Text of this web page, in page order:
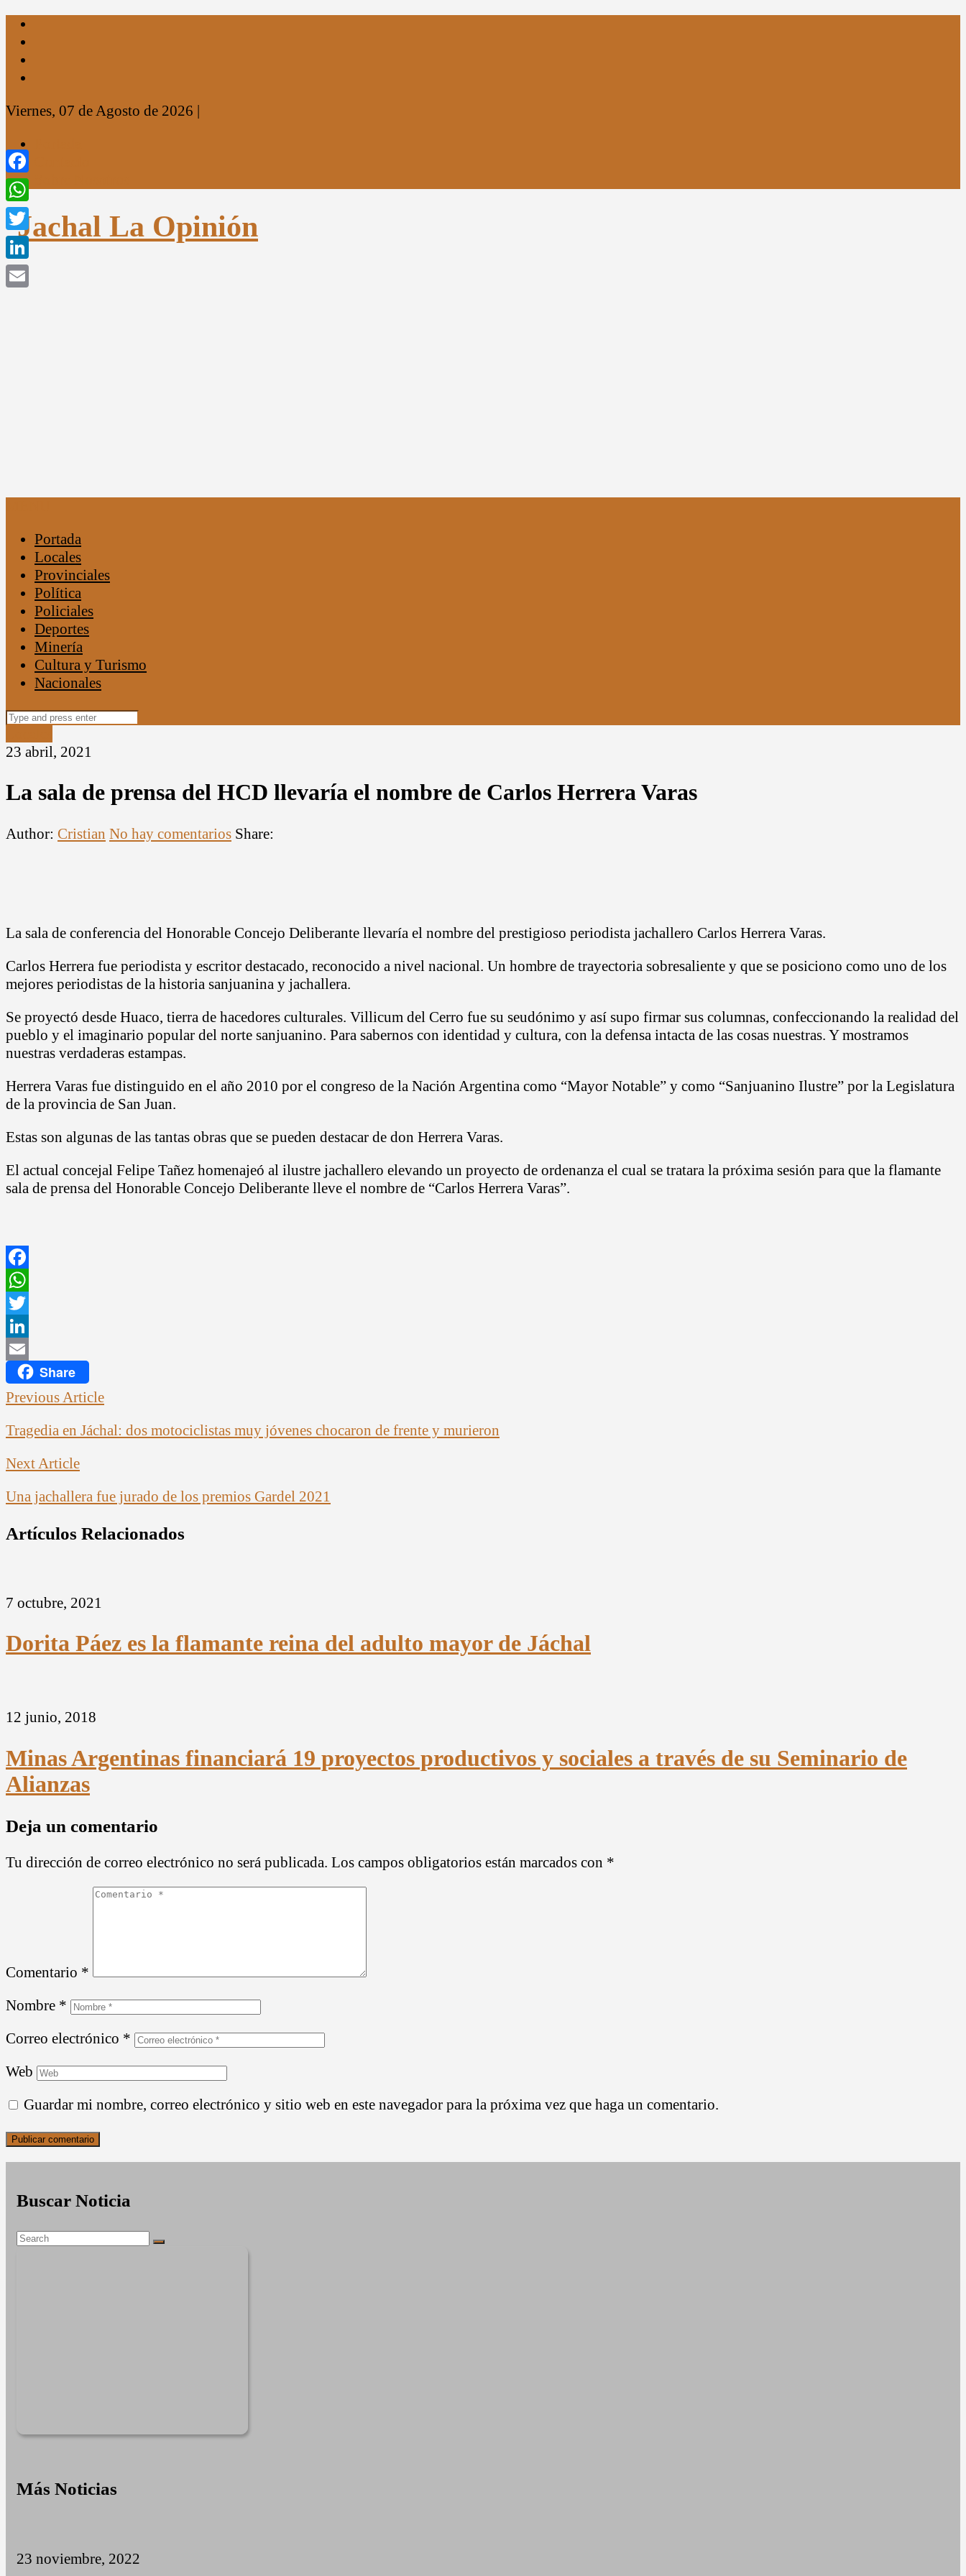
Viernes, 07 de Agosto de 2026 |
Portada
Locales
Provinciales
Política
Policiales
Deportes
Minería
Cultura y Turismo
Nacionales
Search
23 abril, 2021
La sala de prensa del HCD llevaría el nombre de Carlos Herrera Varas
Author: Cristian No hay comentarios Share:
La sala de conferencia del Honorable Concejo Deliberante llevaría el nombre del prestigioso periodista jachallero Carlos Herrera Varas.
Carlos Herrera fue periodista y escritor destacado, reconocido a nivel nacional. Un hombre de trayectoria sobresaliente y que se posiciono como uno de los
mejores periodistas de la historia sanjuanina y jachallera.
Se proyectó desde Huaco, tierra de hacedores culturales. Villicum del Cerro fue su seudónimo y así supo firmar sus columnas, confeccionando la realidad del
pueblo y el imaginario popular del norte sanjuanino. Para sabernos con identidad y cultura, con la defensa intacta de las cosas nuestras. Y mostramos
nuestras verdaderas estampas.
Herrera Varas fue distinguido en el año 2010 por el congreso de la Nación Argentina como “Mayor Notable” y como “Sanjuanino Ilustre” por la Legislatura
de la provincia de San Juan.
Estas son algunas de las tantas obras que se pueden destacar de don Herrera Varas.
El actual concejal Felipe Tañez homenajeó al ilustre jachallero elevando un proyecto de ordenanza el cual se tratara la próxima sesión para que la flamante
sala de prensa del Honorable Concejo Deliberante lleve el nombre de “Carlos Herrera Varas”.
Facebook
WhatsApp
Twitter
LinkedIn
EmailShare
Previous Article
Tragedia en Jáchal: dos motociclistas muy jóvenes chocaron de frente y murieron
Next Article
Una jachallera fue jurado de los premios Gardel 2021
Artículos Relacionados
7 octubre, 2021
Dorita Páez es la flamante reina del adulto mayor de Jáchal
12 junio, 2018
Minas Argentinas financiará 19 proyectos productivos y sociales a través de su Seminario de
Alianzas
Deja un comentario
Tu dirección de correo electrónico no será publicada. Los campos obligatorios están marcados con *
Comentario *
Nombre *
Correo electrónico *
Web
Guardar mi nombre, correo electrónico y sitio web en este navegador para la próxima vez que haga un comentario.
Buscar Noticia
Search
Search
Más Noticias
23 noviembre, 2022
Facebook
WhatsApp
Twitter
LinkedIn